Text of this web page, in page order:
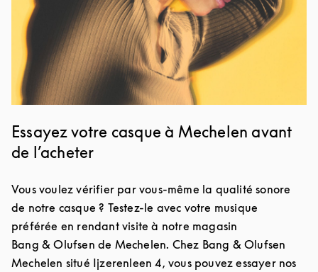
Essayez votre casque à Mechelen avant
de l’acheter
Vous voulez vérifier par vous-même la qualité sonore
de notre casque ? Testez-le avec votre musique
préférée en rendant visite à notre magasin
Bang & Olufsen de Mechelen. Chez Bang & Olufsen
Mechelen situé Ijzerenleen 4, vous pouvez essayer nos